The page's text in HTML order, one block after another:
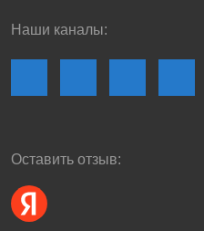
Наши каналы:
Оставить отзыв: